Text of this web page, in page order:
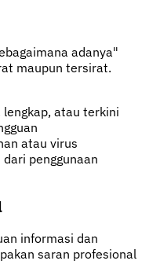
adanya"
maupun tersirat.
atau terkini
atau virus
penggunaan
informasi dan
saran profesional